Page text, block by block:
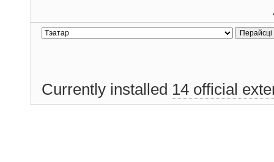
Currently installed 14 official